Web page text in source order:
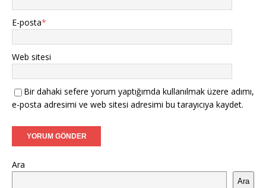
E-posta*
Web sitesi
Bir dahaki sefere yorum yaptığımda kullanılmak üzere adımı,
e-posta adresimi ve web sitesi adresimi bu tarayıcıya kaydet.
Ara
Ara